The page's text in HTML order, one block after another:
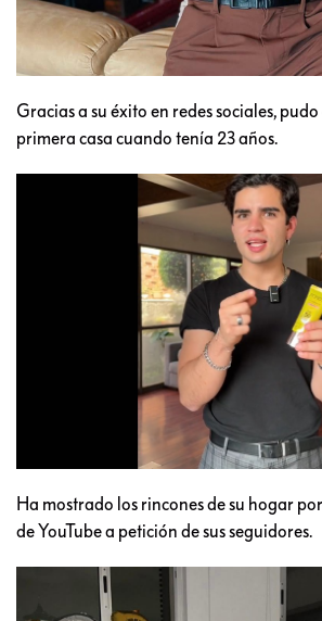
Gracias a su éxito en redes sociales,
primera casa cuando tenía 23 años.
Ha mostrado los rincones de su hogar
de YouTube a petición de sus seguidores.